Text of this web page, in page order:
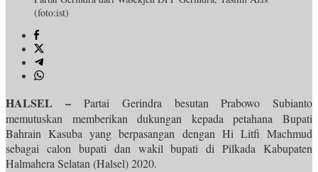
(foto:ist)
HALSEL –Partai Gerindra besutan Prabowo Subianto
memutuskan memberikan dukungan kepada petahana Bupati
Bahrain Kasuba yang berpasangan dengan Hi Litfi Machmud
sebagai calon bupati dan wakil bupati di Pilkada Kabupaten
Halmahera Selatan (Halsel) 2020.